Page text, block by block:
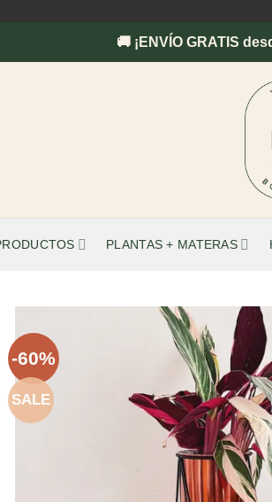
🚚 ¡ENVÍO GRATIS
PLANTAS + MATERAS
-60%
SALE